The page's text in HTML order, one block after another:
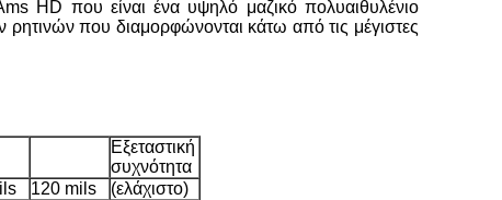
HD που είναι ένα υψηλό μαζικό πολυαιθυλένιο
που διαμορφώνονται κάτω από τις μέγιστες
Εξεταστική
συχνότητα
120 mils
(ελάχιστο)